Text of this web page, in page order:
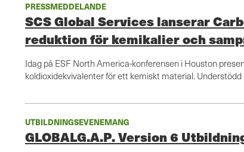
PRESSMEDDELANDE
SCS Global Services lanserar
reduktion för kemikalier och
Idag på ESF North America-konferensen i Houston
koldioxidekvivalenter för ett kemiskt material. Understödd
UTBILDNINGSEVENEMANG
GLOBALG.A.P. Version 6